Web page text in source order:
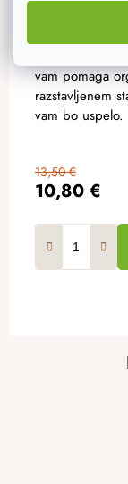
Lesen
10,80 €
13,50 €
vam pomaga
razstavljenem
vam bo uspelo.